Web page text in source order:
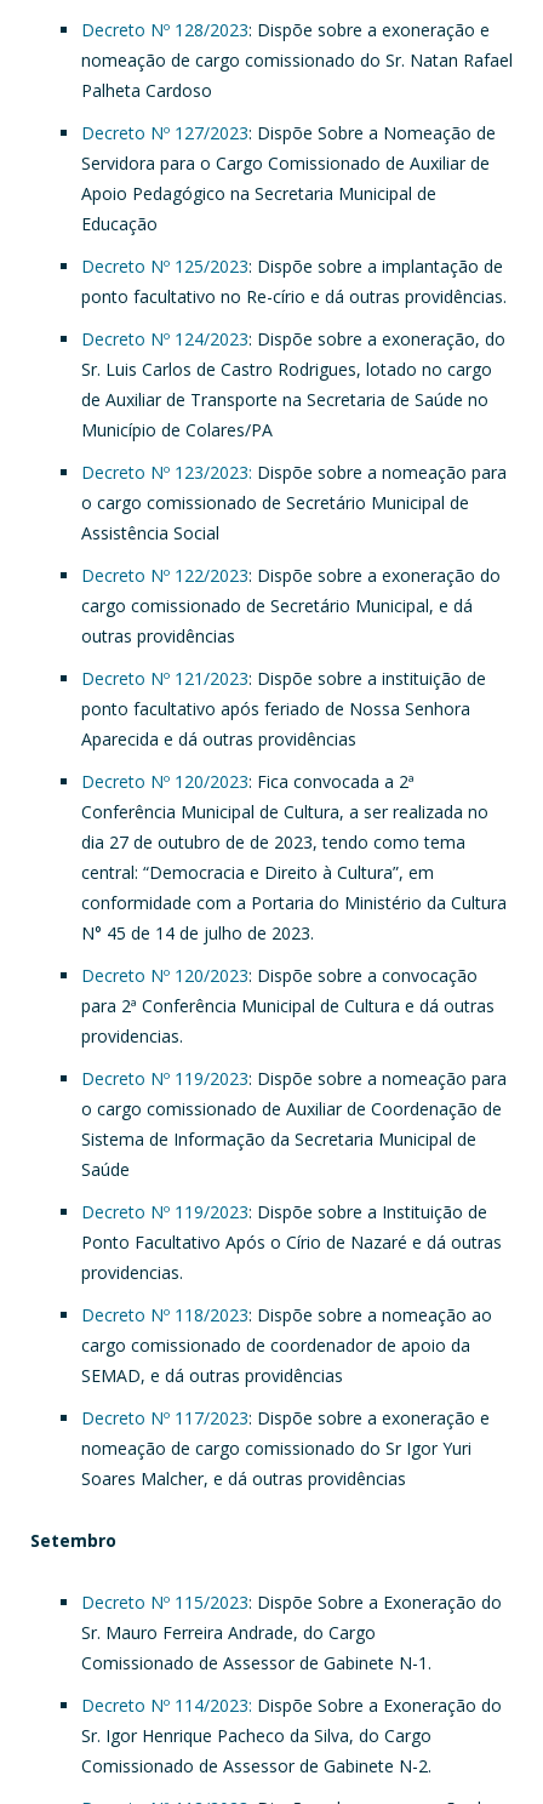
Decreto Nº 128/2023: Dispõe sobre a exoneração e
nomeação de cargo comissionado do Sr. Natan Rafael
Palheta Cardoso
Decreto Nº 127/2023: Dispõe Sobre a Nomeação de
Servidora para o Cargo Comissionado de Auxiliar de
Apoio Pedagógico na Secretaria Municipal de
Educação
Decreto Nº 125/2023: Dispõe sobre a implantação de
ponto facultativo no Re-círio e dá outras providências.
Decreto Nº 124/2023: Dispõe sobre a exoneração, do
Sr. Luis Carlos de Castro Rodrigues, lotado no cargo
de Auxiliar de Transporte na Secretaria de Saúde no
Município de Colares/PA
Decreto Nº 123/2023: Dispõe sobre a nomeação para
o cargo comissionado de Secretário Municipal de
Assistência Social
Decreto Nº 122/2023: Dispõe sobre a exoneração do
cargo comissionado de Secretário Municipal, e dá
outras providências
Decreto Nº 121/2023: Dispõe sobre a instituição de
ponto facultativo após feriado de Nossa Senhora
Aparecida e dá outras providências
Decreto Nº 120/2023: Fica convocada a 2ª
Conferência Municipal de Cultura, a ser realizada no
dia 27 de outubro de de 2023, tendo como tema
central: “Democracia e Direito à Cultura”, em
conformidade com a Portaria do Ministério da Cultura
N° 45 de 14 de julho de 2023.
Decreto Nº 120/2023: Dispõe sobre a convocação
para 2ª Conferência Municipal de Cultura e dá outras
providencias.
Decreto Nº 119/2023: Dispõe sobre a nomeação para
o cargo comissionado de Auxiliar de Coordenação de
Sistema de Informação da Secretaria Municipal de
Saúde
Decreto Nº 119/2023: Dispõe sobre a Instituição de
Ponto Facultativo Após o Círio de Nazaré e dá outras
providencias.
Decreto Nº 118/2023: Dispõe sobre a nomeação ao
cargo comissionado de coordenador de apoio da
SEMAD, e dá outras providências
Decreto Nº 117/2023: Dispõe sobre a exoneração e
nomeação de cargo comissionado do Sr Igor Yuri
Soares Malcher, e dá outras providências
Setembro
Decreto Nº 115/2023: Dispõe Sobre a Exoneração do
Sr. Mauro Ferreira Andrade, do Cargo
Comissionado de Assessor de Gabinete N-1.
Decreto Nº 114/2023: Dispõe Sobre a Exoneração do
Sr. Igor Henrique Pacheco da Silva, do Cargo
Comissionado de Assessor de Gabinete N-2.